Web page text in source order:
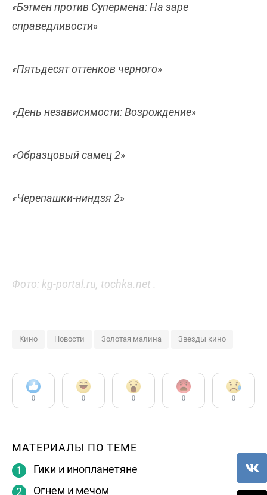
«Бэтмен против Супермена: На заре
справедливости»
«Пятьдесят оттенков черного»
«День независимости: Возрождение»
«Образцовый самец 2»
«Черепашки-ниндзя 2»
Фото: kg-portal.ru, tochka.net .
Кино Новости Золотая малина Звезды кино
0 0 0 0 0
МАТЕРИАЛЫ ПО ТЕМЕ
Гики и инопланетяне
Огнем и мечом